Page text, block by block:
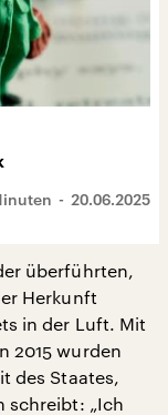
20.06.2025
überführten,
Herkunft
in der Luft. Mit
2015 wurden
des Staates,
schreibt: „Ich